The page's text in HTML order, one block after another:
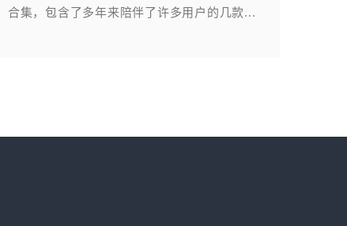
合集，包含了多年来陪伴了许多用户的几款...